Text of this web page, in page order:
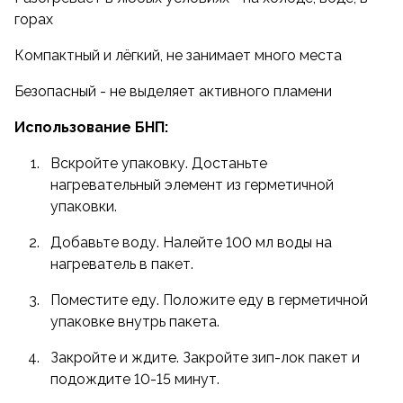
с едой сверху.
Термос или контейнер - нагреватель
Металлическая миска, кастрюля с крышкой или
Используйте как автономный подогрев для
консервов, реторт-пакетов или контейнеров.
Важно! Еда должна быть в герметичной упаковке.
Внимание!
образуется горячий пар. В вашей ёмкости должно
быть отверстие для выхода пара наружу.
прежде чем доставать пищу.
Туристы ценят БНП за небольшой вес, который не
утяжеляет снаряжение. Никакая непогода не
испортит горячий ужин или завтрак туриста.
горах
Компактный и лёгкий, не занимает много места
Безопасный - не выделяет активного пламени
Использование БНП:
Вскройте упаковку. Достаньте
нагревательный элемент из герметичной
упаковки.
Добавьте воду. Налейте 100 мл воды на
нагреватель в пакет.
Поместите еду. Положите еду в герметичной
упаковке внутрь пакета.
Закройте и ждите. Закройте зип-лок пакет и
подождите 10-15 минут.